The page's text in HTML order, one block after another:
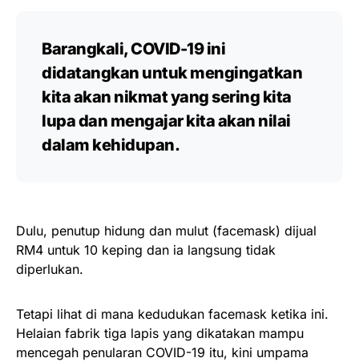
Barangkali, COVID-19 ini
didatangkan untuk mengingatkan
kita akan nikmat yang sering kita
lupa dan mengajar kita akan nilai
dalam kehidupan.
Dulu, penutup hidung dan mulut (facemask) dijual
RM4 untuk 10 keping dan ia langsung tidak
diperlukan.
Tetapi lihat di mana kedudukan facemask ketika ini.
Helaian fabrik tiga lapis yang dikatakan mampu
mencegah penularan COVID-19 itu, kini umpama